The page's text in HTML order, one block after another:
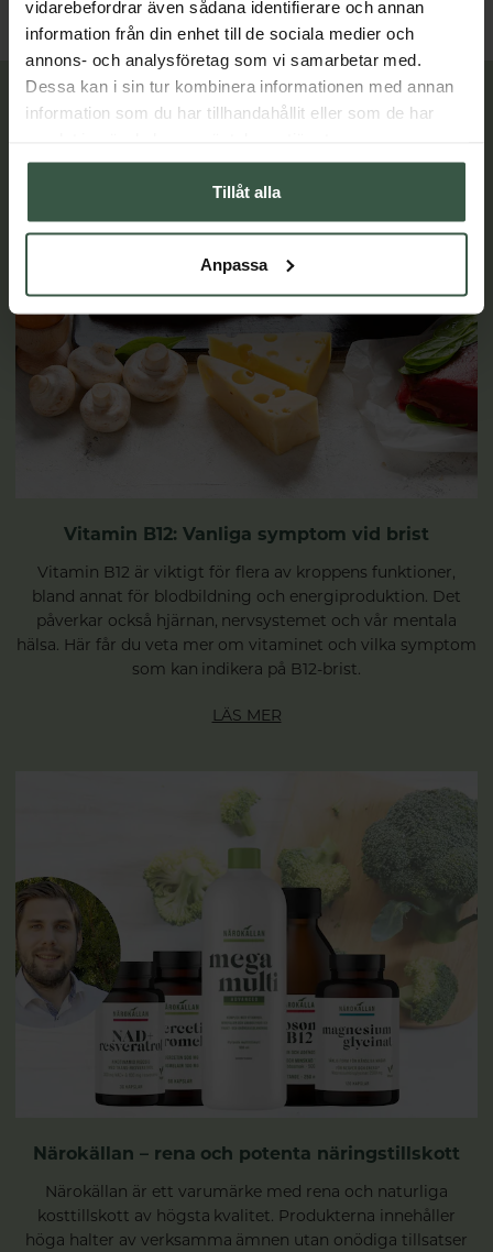
vidarebefordrar även sådana identifierare och annan
information från din enhet till de sociala medier och
annons- och analysföretag som vi samarbetar med.
Dessa kan i sin tur kombinera informationen med annan
information som du har tillhandahållit eller som de har
Tillåt alla
Anpassa
Lär dig mer
Vitamin B12: Vanliga symptom vid brist
Vitamin B12 är viktigt för flera av kroppens funktioner,
bland annat för blodbildning och energiproduktion. Det
påverkar också hjärnan, nervsystemet och vår mentala
hälsa. Här får du veta mer om vitaminet och vilka symptom
som kan indikera på B12-brist.
LÄS MER
Närokällan – rena och potenta näringstillskott
Närokällan är ett varumärke med rena och naturliga
kosttillskott av högsta kvalitet. Produkterna innehåller
höga halter av verksamma ämnen utan onödiga tillsatser